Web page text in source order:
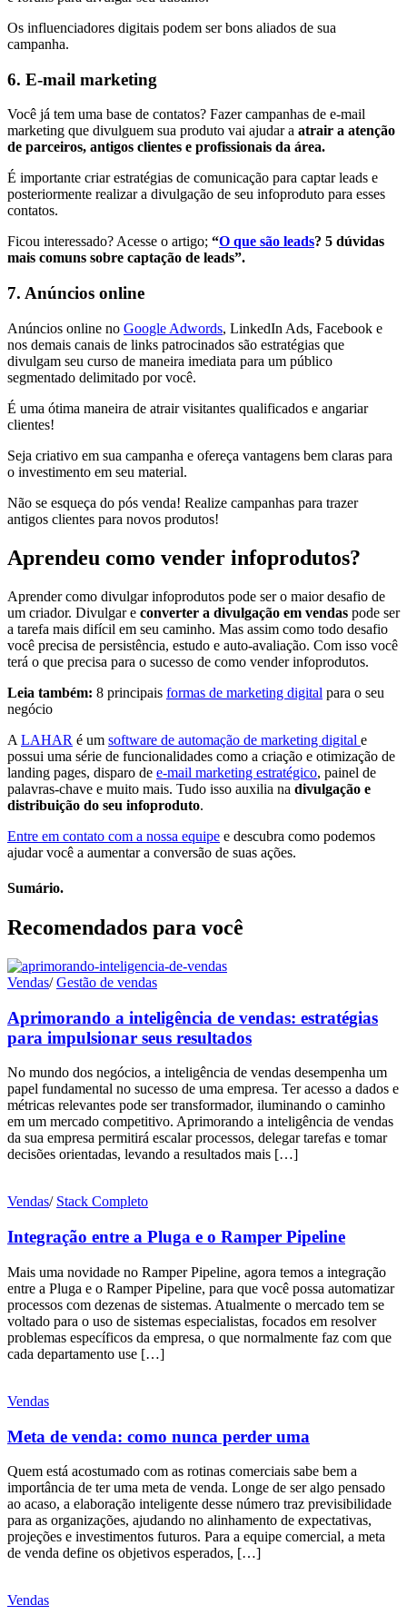
Os influenciadores digitais podem ser bons aliados de sua
campanha.
6. E-mail marketing
Você já tem uma base de contatos? Fazer campanhas de e-mail
marketing que divulguem sua produto vai ajudar a atrair a atenção
de parceiros, antigos clientes e profissionais da área.
É importante criar estratégias de comunicação para captar leads e
posteriormente realizar a divulgação de seu infoproduto para esses
contatos.
Ficou interessado? Acesse o artigo; “O que são leads? 5 dúvidas
mais comuns sobre captação de leads”.
7. Anúncios online
Anúncios online no Google Adwords, LinkedIn Ads, Facebook e
nos demais canais de links patrocinados são estratégias que
divulgam seu curso de maneira imediata para um público
segmentado delimitado por você.
É uma ótima maneira de atrair visitantes qualificados e angariar
clientes!
Seja criativo em sua campanha e ofereça vantagens bem claras para
o investimento em seu material.
Não se esqueça do pós venda! Realize campanhas para trazer
antigos clientes para novos produtos!
Aprendeu como vender infoprodutos?
Aprender como divulgar infoprodutos pode ser o maior desafio de
um criador. Divulgar e converter a divulgação em vendas pode ser
a tarefa mais difícil em seu caminho. Mas assim como todo desafio
você precisa de persistência, estudo e auto-avaliação. Com isso você
terá o que precisa para o sucesso de como vender infoprodutos.
Leia também: 8 principais formas de marketing digital para o seu
negócio
A LAHAR é um software de automação de marketing digital e
possui uma série de funcionalidades como a criação e otimização de
landing pages, disparo de e-mail marketing estratégico, painel de
palavras-chave e muito mais. Tudo isso auxilia na divulgação e
distribuição do seu infoproduto.
Entre em contato com a nossa equipe e descubra como podemos
ajudar você a aumentar a conversão de suas ações.
Sumário.
Recomendados para você
Vendas/Gestão de vendas
Aprimorando a inteligência de vendas: estratégias
para impulsionar seus resultados
No mundo dos negócios, a inteligência de vendas desempenha um
papel fundamental no sucesso de uma empresa. Ter acesso a dados e
métricas relevantes pode ser transformador, iluminando o caminho
em um mercado competitivo. Aprimorando a inteligência de vendas
da sua empresa permitirá escalar processos, delegar tarefas e tomar
decisões orientadas, levando a resultados mais […]
Vendas/ Stack Completo
Integração entre a Pluga e o Ramper Pipeline
Mais uma novidade no Ramper Pipeline, agora temos a integração
entre a Pluga e o Ramper Pipeline, para que você possa automatizar
processos com dezenas de sistemas. Atualmente o mercado tem se
voltado para o uso de sistemas especialistas, focados em resolver
problemas específicos da empresa, o que normalmente faz com que
cada departamento use […]
Vendas
Meta de venda: como nunca perder uma
Quem está acostumado com as rotinas comerciais sabe bem a
importância de ter uma meta de venda. Longe de ser algo pensado
ao acaso, a elaboração inteligente desse número traz previsibilidade
para as organizações, ajudando no alinhamento de expectativas,
projeções e investimentos futuros. Para a equipe comercial, a meta
de venda define os objetivos esperados, […]
Vendas